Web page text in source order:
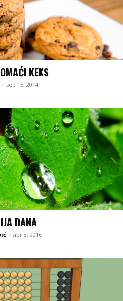
KEKS
- sep 15, 2014
DANA
- apr 3, 2016